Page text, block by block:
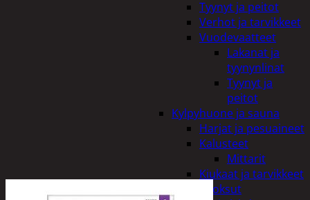
Tyynyt ja peitot
Verhot ja tarvikkeet
Vuodevaatteet
Lakanat ja
tyynynlinat
Tyynyt ja
peitot
Kylpyhuone ja sauna
Harjat ja pesuaineet
Kalusteet
Mittarit
Kiukaat ja tarvikkeet
Tuoksut